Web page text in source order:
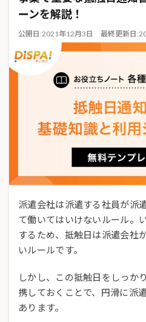
ーンを解説！
公開日:2021年12月3日 最終更新日:
派遣会社は派遣する社員が派
て働いてはいけないルール。
するため、抵触日は派遣会社
いルールです。
しかし、この抵触日をしっか
携しておくことで、円滑に派
あります。